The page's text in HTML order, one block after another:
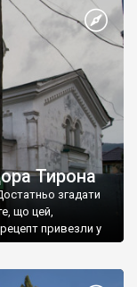
Тирона
згадати
що цей,
привезли у